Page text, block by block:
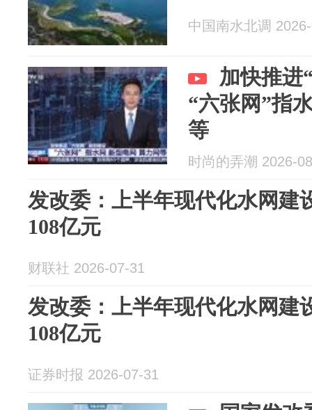
中国南水北调
加快推进
“六张网”指
等
时尚的弄潮 2026-
发改委：上半年现代化水网建
108亿元
财联社 2026-07-31
发改委：上半年现代化水网建
108亿元
证券时报 2026-07-31